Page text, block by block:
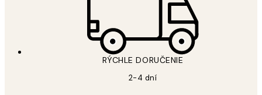
RÝCHLE DORUČENIE
2-4 dní